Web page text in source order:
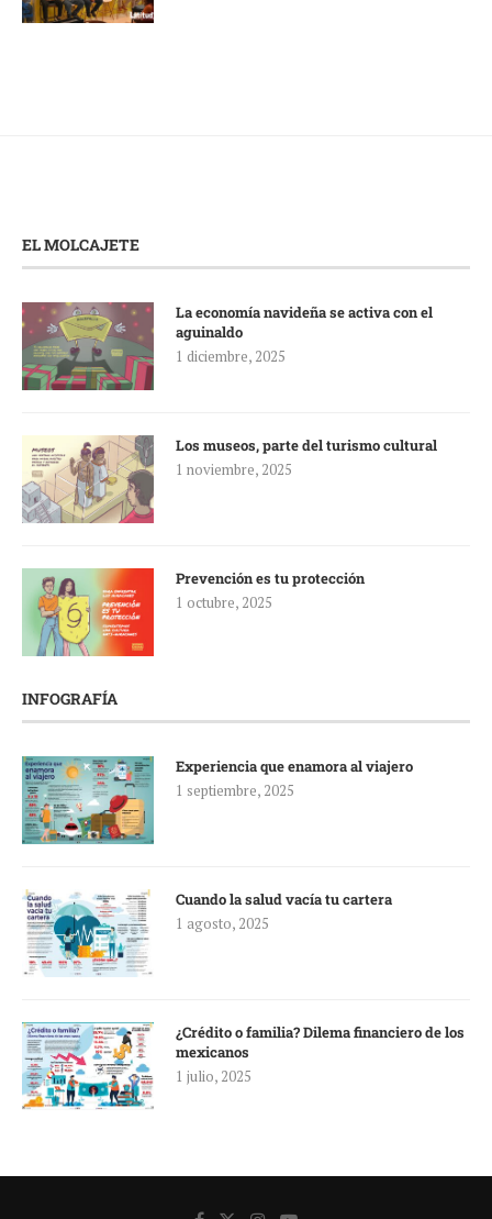
EL MOLCAJETE
La economía navideña se activa con el
aguinaldo
1 diciembre, 2025
Los museos, parte del turismo cultural
1 noviembre, 2025
Prevención es tu protección
1 octubre, 2025
INFOGRAFÍA
Experiencia que enamora al viajero
1 septiembre, 2025
Cuando la salud vacía tu cartera
1 agosto, 2025
¿Crédito o familia? Dilema financiero de los
mexicanos
1 julio, 2025